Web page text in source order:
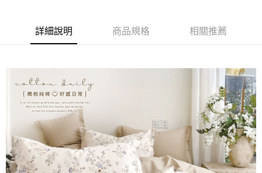
台灣樂天信用卡公司
大哥付你分期
1.本服務由台灣大哥大提供，台灣大哥大用戶可立即使用無須另外申請。
2.付款方式選擇「大哥付你分期」，訂單成立後會自動跳轉到大哥付的交易
流程，驗證手機門號後，選擇欲分期的期數、繳款截止日，確認付款後即完
3.實際核准額度、可分期數及費用金額請依後續交易確認頁面所載為準。
4.訂單成立30分鐘內，如未前往確認交易或遇審核未通過，訂單將自動取
消。如遇「轉專審核」未通過狀況，表示未達大哥付你分期系統評分，恕無
法說明評估內容。
【繳款方式說明】
AFTEE先享後付
相關說明
【關於「AFTEE先享後付」】
AFTEE先享後付是「在收到商品之後才付款」的支付方式。 讓您購物簡單
便利好安心！
１．簡單：不需註冊會員、不需綁卡、不需儲值。
２．便利：只要手機號碼，簡訊認證，即可結帳。
３．安心：先確認商品／服務後，再付款。
Hami Point
相關說明
「Hami Point」為中華電信所提供之點數服務，可於會員專區綁定中華電信
會員帳號後，即可在購物車使用 Hami Point 折抵消費金額 (1點等於1元)。
ATM付款
詳細說明 商品規格 相關推薦